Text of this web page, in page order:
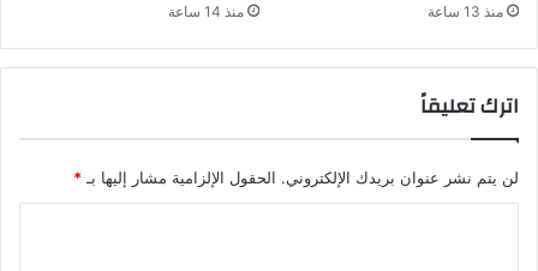
منذ 13 ساعة منذ 14 ساعة
اترك تعليقاً
لن يتم نشر عنوان بريدك الإلكتروني. الحقول الإلزامية مشار إليها بـ *